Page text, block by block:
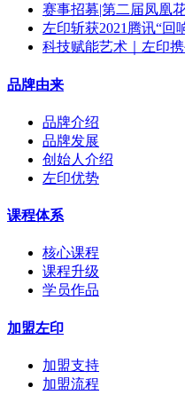
赛事招募|第二届凤凰
左印斩获2021腾讯“回
科技赋能艺术｜左印
品牌由来
品牌介绍
品牌发展
创始人介绍
左印优势
课程体系
核心课程
课程升级
学员作品
加盟左印
加盟支持
加盟流程